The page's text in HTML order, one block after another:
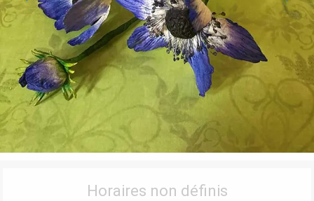
OUVERTURE ET COORDONNÉES
Horaires non définis